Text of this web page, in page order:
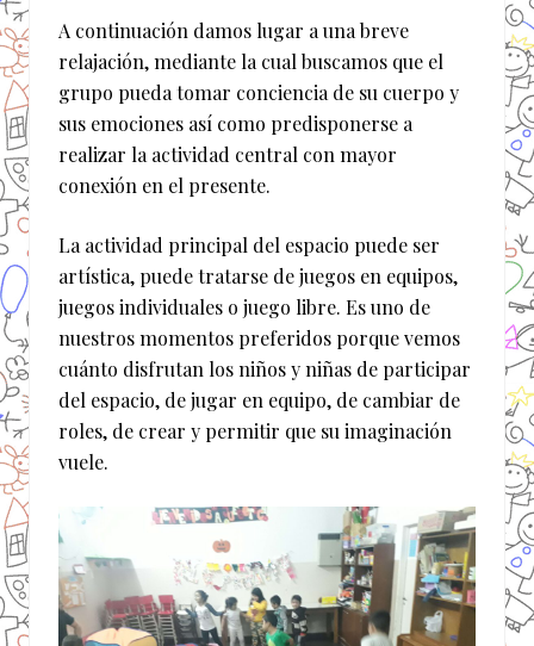
A continuación damos lugar a una breve
relajación, mediante la cual buscamos que el
grupo pueda tomar conciencia de su cuerpo y
sus emociones así como predisponerse a
realizar la actividad central con mayor
conexión en el presente.
La actividad principal del espacio puede ser
artística, puede tratarse de juegos en equipos,
juegos individuales o juego libre. Es uno de
nuestros momentos preferidos porque vemos
cuánto disfrutan los niños y niñas de participar
del espacio, de jugar en equipo, de cambiar de
roles, de crear y permitir que su imaginación
vuele.